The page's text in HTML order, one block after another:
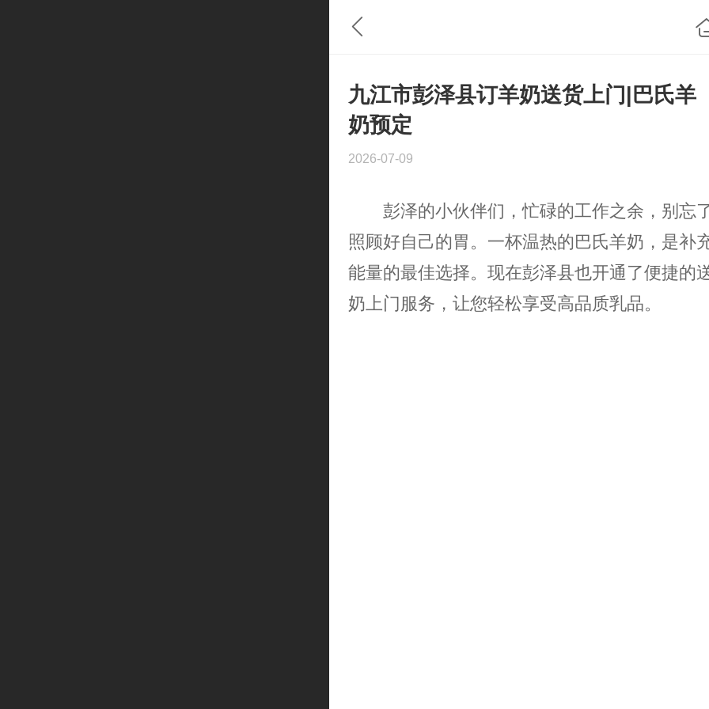
九江市彭泽县订羊奶送货上门|巴氏羊
奶预定
2026-07-09
彭泽的小伙伴们，忙碌的工作之余，别忘
照顾好自己的胃。一杯温热的巴氏羊奶，是补
能量的最佳选择。现在彭泽县也开通了便捷的
奶上门服务，让您轻松享受高品质乳品。